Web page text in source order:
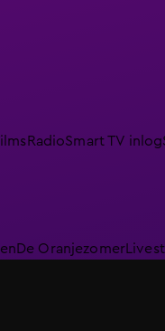
RadioSmart TV inlog
De Oranjezomer